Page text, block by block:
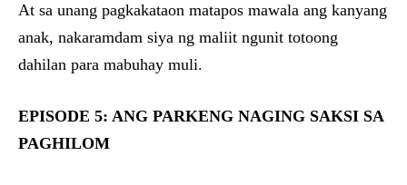
At sa unang pagkakataon matapos mawala ang kanyang
anak, nakaramdam siya ng maliit ngunit totoong
dahilan para mabuhay muli.
EPISODE 5: ANG PARKENG NAGING SAKSI SA
PAGHILOM